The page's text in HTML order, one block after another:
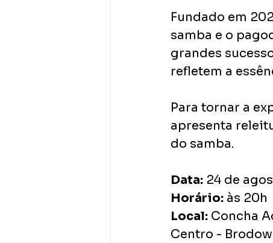
Fundado em
samba e o
grandes
refletem a
Para tornar a
apresenta
do samba.
Data: 24 de
Horário: às 20h
Local: Concha
Centro -